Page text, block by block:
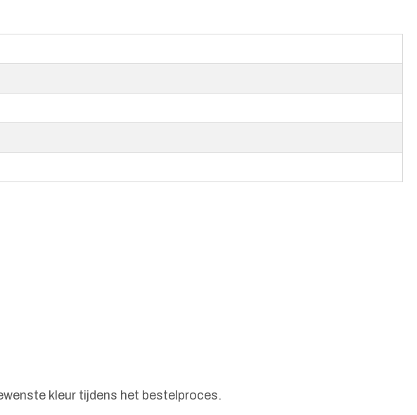
kleur tijdens het bestelproces.